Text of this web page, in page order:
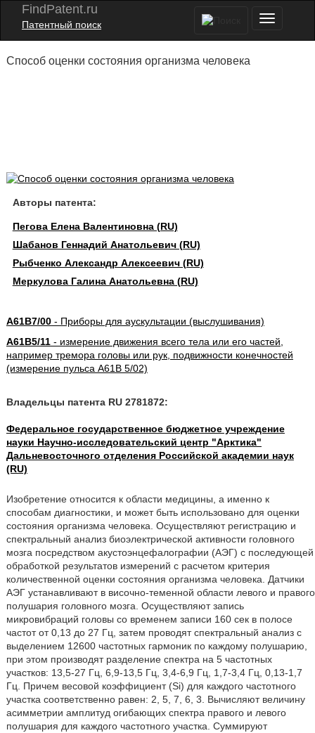
FindPatent.ru
Патентный поиск
Способ оценки состояния организма человека
Авторы патента:
Пегова Елена Валентиновна (RU)
Шабанов Геннадий Анатольевич (RU)
Рыбченко Александр Алексеевич (RU)
Меркулова Галина Анатольевна (RU)
A61B7/00- Приборы для аускультации (выслушивания)
A61B5/11- измерение движения всего тела или его частей,
например тремора головы или рук, подвижности конечностей
(измерение пульса A61B 5/02)
Владельцы патента RU 2781872:
Федеральное государственное бюджетное учреждение
науки Научно-исследовательский центр "Арктика"
Дальневосточного отделения Российской академии наук
(RU)
Изобретение относится к области медицины, а именно к
способам диагностики, и может быть использовано для оценки
состояния организма человека. Осуществляют регистрацию и
спектральный анализ биоэлектрической активности головного
мозга посредством акустоэнцефалографии (АЭГ) с последующей
обработкой результатов измерений с расчетом критерия
количественной оценки состояния организма человека. Датчики
АЭГ устанавливают в височно-теменной области левого и правого
полушария головного мозга. Осуществляют запись
микровибраций головы со временем записи 160 сек в полосе
частот от 0,13 до 27 Гц, затем проводят спектральный анализ с
выделением 12600 частотных гармоник по каждому полушарию,
при этом производят разделение спектра на 5 частотных
участков: 13,5-27 Гц, 6,9-13,5 Гц, 3,4-6,9 Гц, 1,7-3,4 Гц, 0,13-1,7
Гц. Причем весовой коэффициент (Si) для каждого частотного
участка соответственно равен: 2, 5, 7, 6, 3. Вычисляют величину
асимметрии амплитуд огибающих спектра правого и левого
полушария для каждого частотного участка. Суммируют